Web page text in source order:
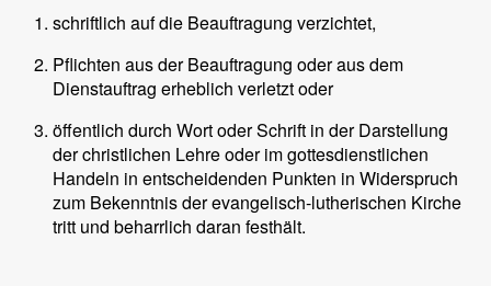
schriftlich auf die Beauftragung verzichtet,
Pflichten aus der Beauftragung oder aus dem
Dienstauftrag erheblich verletzt oder
öffentlich durch Wort oder Schrift in der Darstellung
der christlichen Lehre oder im gottesdienstlichen
Handeln in entscheidenden Punkten in Widerspruch
zum Bekenntnis der evangelisch-lutherischen Kirche
tritt und beharrlich daran festhält.